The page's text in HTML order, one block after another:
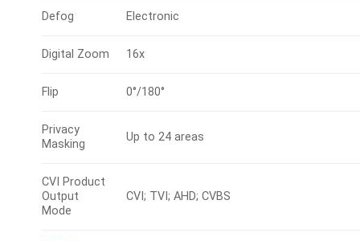
Defog Electronic
Digital Zoom 16x
Flip 0°/180°
Privacy
Masking
Up to 24 areas
CVI Product
Output
Mode
CVI; TVI; AHD; CVBS